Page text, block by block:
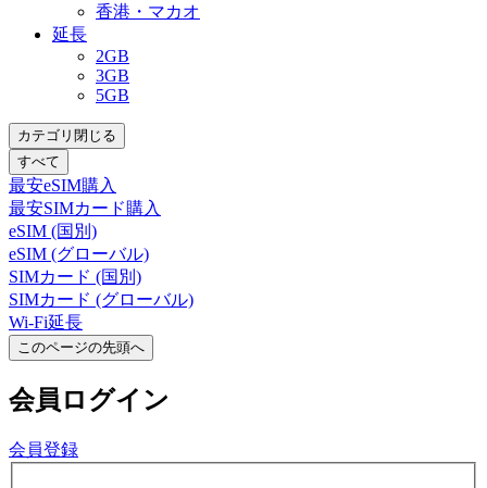
香港・マカオ
延長
2GB
3GB
5GB
カテゴリ閉じる
すべて
最安eSIM購入
最安SIMカード購入
eSIM (国別)
eSIM (グローバル)
SIMカード (国別)
SIMカード (グローバル)
Wi-Fi延長
このページの先頭へ
会員 ログイン
会員登録